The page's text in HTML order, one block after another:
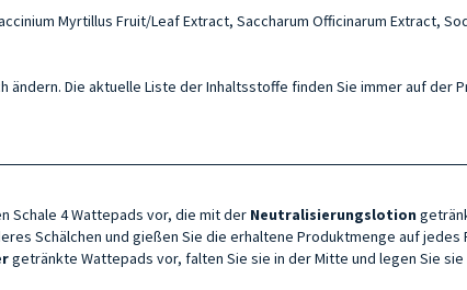
Myrtillus Fruit/Leaf Extract, Saccharum Officinarum Extract,
ändern. Die aktuelle Liste der Inhaltsstoffe finden Sie immer auf der
Schale 4 Wattepads vor, die mit der Neutralisierungslotion
Schälchen und gießen Sie die erhaltene Produktmenge auf jedes
getränkte Wattepads vor, falten Sie sie in der Mitte und legen Sie sie